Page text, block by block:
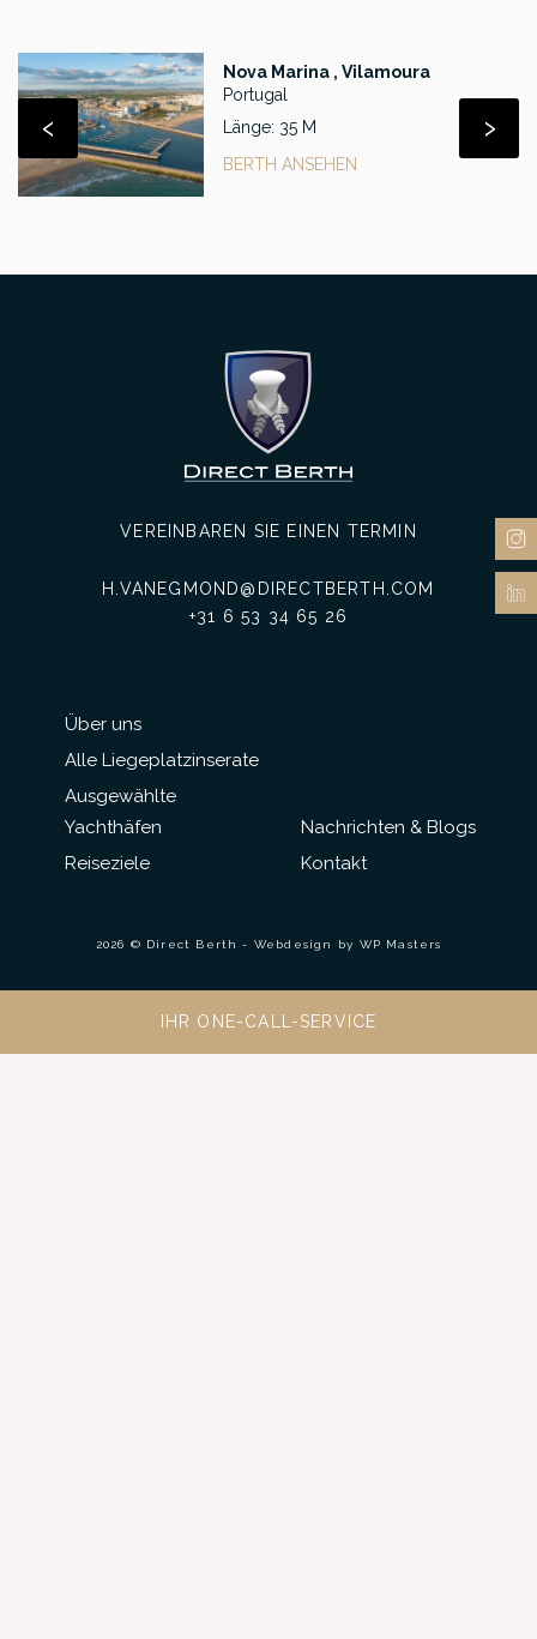
Nova Marina , Vilamoura
Portugal
Länge: 35 M
BERTH ANSEHEN
‹ ›
Über uns
Alle Liegeplatzinserate
Ausgewählte
Yachthäfen
Reiseziele
VEREINBAREN SIE EINEN TERMIN
H.VANEGMOND@DIRECTBERTH.COM
+31 6 53 34 65 26
Nachrichten & Blogs
Kontakt
2026 © Direct Berth - Webdesign by WP Masters
IHR ONE-CALL-SERVICE